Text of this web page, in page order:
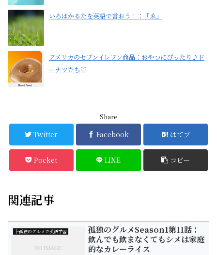
いろはかるたを英語で言おう！：「ゑ」
アメリカのセブンイレブン商品：おやつにぴったり♪ド
ーナツたち♡
Share
Twitter Facebook はてブ
Pocket LINE コピー
関連記事
├孤独のグルメで英語学習
孤独のグルメSeason1第11話：
飲んでも飲まなくてもシメは家庭
的なカレーライス